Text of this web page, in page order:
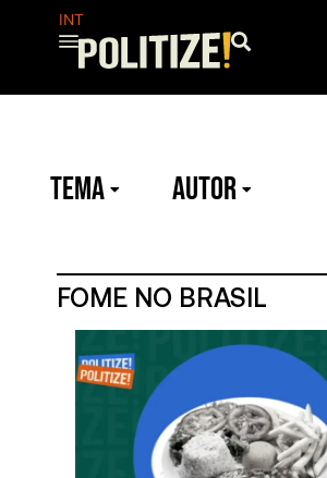
INT
Pesquisar
TEMA Autor
FOME NO BRASIL